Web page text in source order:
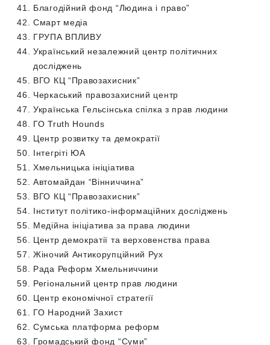
Благодійний фонд “Людина і право”
Смарт медіа
ГРУПА ВПЛИВУ
Український незалежний центр політичних
досліджень
ВГО КЦ “Правозахисник”
Черкаський правозахисний центр
Українська Гельсінська спілка з прав людини
ГО Truth Hounds
Центр розвитку та демократії
Інтегріті ЮА
Хмельницька ініціатива
Автомайдан “Вінниччина”
ВГО КЦ “Правозахисник”
Інститут політико-інформаційних досліджень
Медійна ініціатива за права людини
Центр демократії та верховенства права
Жіночий Антикорупційний Рух
Рада Реформ Хмельниччини
Регіональний центр прав людини
Центр економічної стратегії
ГО Народний Захист
Сумська платформа реформ
Громадський фонд “Суми”